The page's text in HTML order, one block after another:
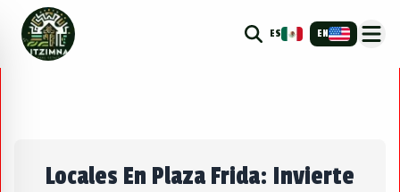
ES EN
Locales En Plaza Frida: Invierte